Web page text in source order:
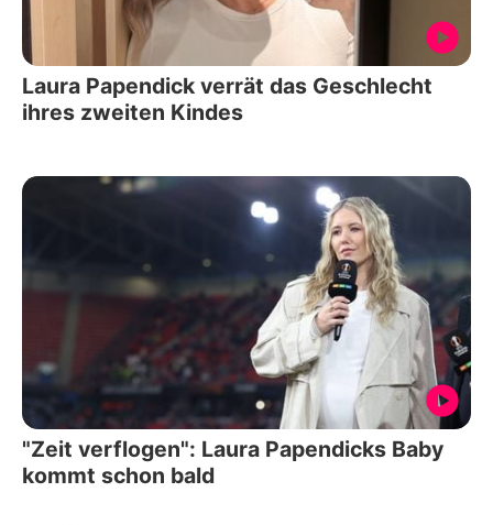
Laura Papendick verrät das Geschlecht
ihres zweiten Kindes
"Zeit verflogen": Laura Papendicks Baby
kommt schon bald